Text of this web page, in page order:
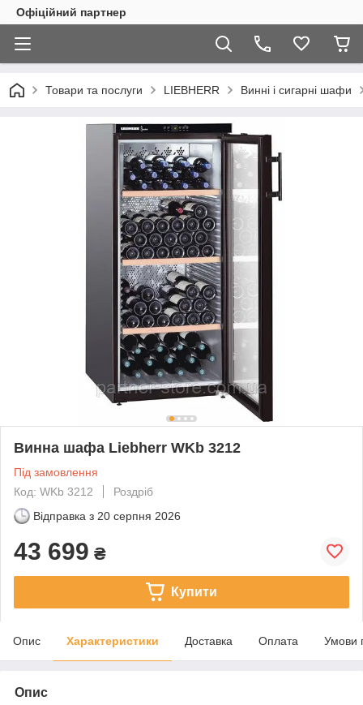
Офіційний партнер
Товари та послуги LIEBHERR Винні і сигарні шафи
Винна шафа Liebherr WKb 3212
Під замовлення
Код: WKb 3212
Роздріб
Відправка з 20 серпня 2026
43 699 ₴
Купити
Опис Характеристики Доставка Оплата Умови
Опис